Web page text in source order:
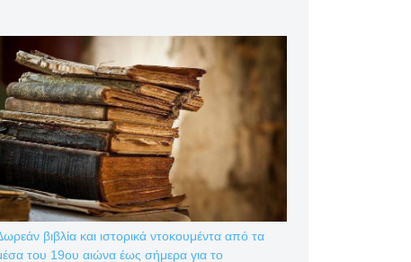
βιβλία και ιστορικά ντοκουμέντα από τα
του 19ου αιώνα έως σήμερα για το